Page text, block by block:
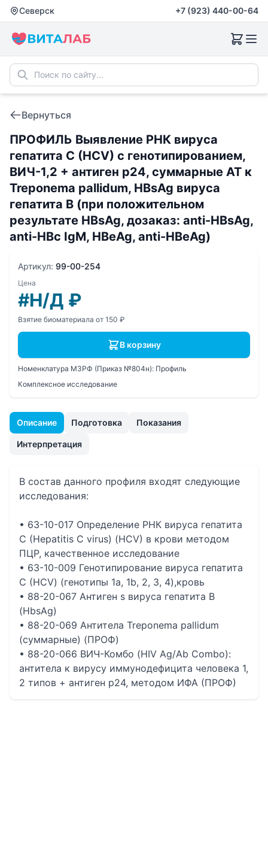
Северск +7 (923) 440-00-64
Вернуться
ПРОФИЛЬ Выявление РНК вируса
гепатита C (HCV) с генотипированием,
ВИЧ-1,2 + антиген р24, суммарные АТ к
Treponema pallidum, HВsAg вируса
гепатита В (при положительном
результате HВsAg, дозаказ: anti-HBsAg,
anti-HBc IgM, HВeAg, anti-HВeAg)
Описание Подготовка Показания
Интерпретация
В состав данного профиля входят следующие
исследования:
• 63-10-017 Определение РНК вируса гепатита
C (Hepatitis C virus) (HCV) в крови методом
ПЦР, качественное исследование
• 63-10-009 Генотипирование вируса гепатита
С (HCV) (генотипы 1а, 1b, 2, 3, 4),кровь
• 88-20-067 Антиген s вируса гепатита B
(HbsAg)
• 88-20-069 Антитела Treponema pallidum
(суммарные) (ПРОФ)
• 88-20-066 ВИЧ-Комбо (HIV Ag/Ab Combo):
антитела к вирусу иммунодефицита человека 1,
2 типов + антиген p24, методом ИФА (ПРОФ)
Артикул: 99-00-254
Цена
#Н/Д ₽
Взятие биоматериала от 150 ₽
В корзину
Номенклатура МЗРФ (Приказ №804н): Профиль
Комплексное исследование